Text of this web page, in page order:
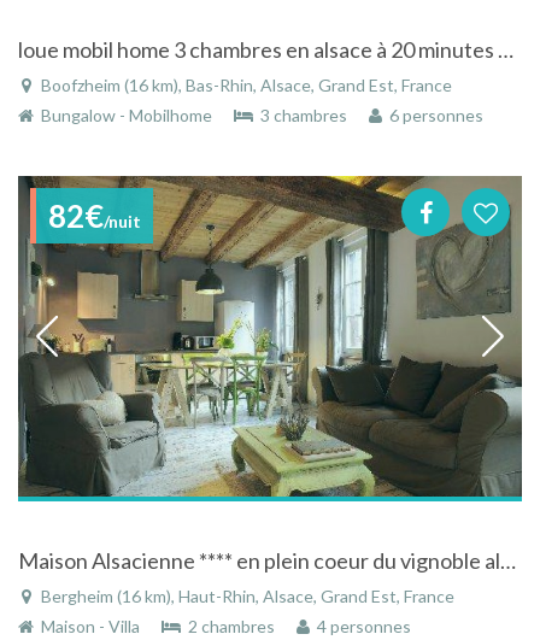
loue mobil home 3 chambres en alsace à 20 minutes EUROPA PARK
Boofzheim (16 km), Bas-Rhin, Alsace, Grand Est, France
Bungalow - Mobilhome
3 chambres 6 personnes
82€/nuit
Maison Alsacienne **** en plein coeur du vignoble alsacien
Bergheim (16 km), Haut-Rhin, Alsace, Grand Est, France
Maison - Villa
2 chambres 4 personnes